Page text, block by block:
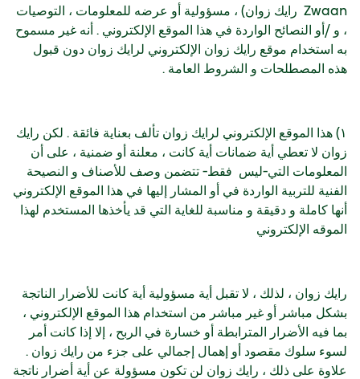
Zwaan رايك زوان) ، مسؤولية أو عرضه للمعلومات ، التوصيات
، و /أو النصائح الواردة في هذا الموقع الإلكتروني . أنه غير مسموح
به استخدام موقع رايك زوان الإلكتروني لرايك زوان دون قبول
هذه المصطلحات و الشروط العامة .
١) هذا الموقع الإلكتروني لرايك زوان تألف بعناية فائقة . لكن رايك
زوان لا تعطي أية ضمانات أية كانت ، معلنة أو ضمنية ، على أن
المعلومات التي-ليس فقط- تتضمن وصف للأصناف و النصيحة
الفنية للتربية الواردة في أو المشار إليها في هذا الموقع الإلكتروني
أنها كاملة و دقيقة و مناسبة للغاية التي قد يأخذها المستخدم لهذا
الموقه الإلكتروني
رايك زوان ، لذلك ، لا تقبل أية مسؤولية أية كانت للأضرار الناتجة
بشكل مباشر أو غير مباشر من استخدام هذا الموقع الإلكتروني ،
بما فيه الأضرار المترابطة أو خسارة في الربح ، إلا إذا كانت أمر
لسوء سلوك مقصود أو إهمال إجمالي على جزء من رايك زوان .
علاوة على ذلك ، رايك زوان لن تكون مسؤولة عن أية أضرار ناتجة